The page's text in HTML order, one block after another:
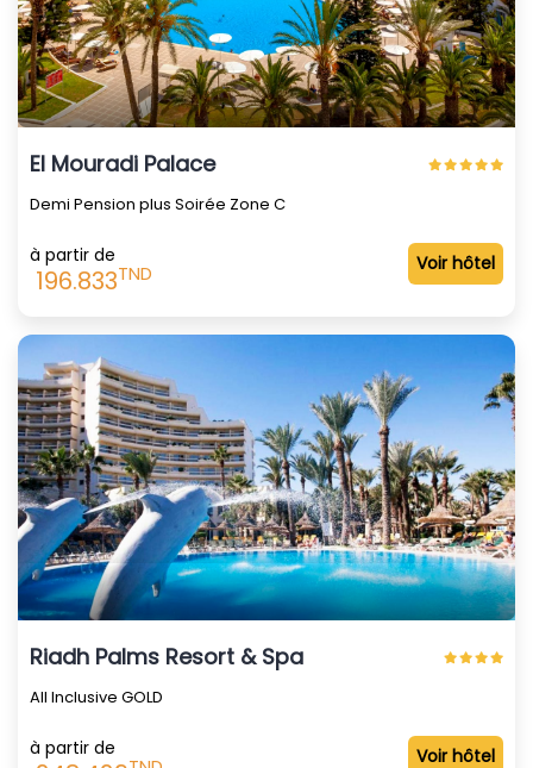
El Mouradi Palace
Demi Pension plus Soirée Zone C
à partir de
196.833TND Voir hôtel
Riadh Palms Resort & Spa
All Inclusive GOLD
à partir de Voir hôtel